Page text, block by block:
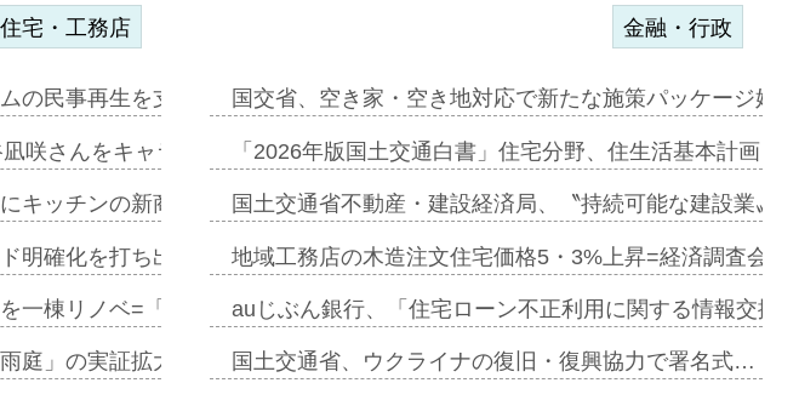
住宅・工務店
の民事再生を支援=スポンサー契約…
咲さんをキャラクターに起用…
キッチンの新商品=「ファミーレキ…
明確化を打ち出す=年内にも城南エ…
一棟リノベ=「職住遊」融合型の賃…
庭」の実証拡大へ=ガーデンカフェ…
金融・行政
国交省、空き家・空き地対応で新たな施策パッケージ始
「2026年版国土交通白書」住宅分野、住生活基本計画
国土交通省不動産・建設経済局、〝持続可能な建設業〟
地域工務店の木造注文住宅価格5・3%上昇=経済調査会
auじぶん銀行、「住宅ローン不正利用に関する情報交換
国土交通省、ウクライナの復旧・復興協力で署名式…